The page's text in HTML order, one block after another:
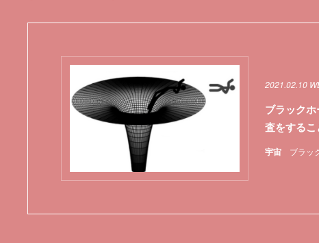
宇宙 ブラッ
2021.02.10
ブラック
査をする